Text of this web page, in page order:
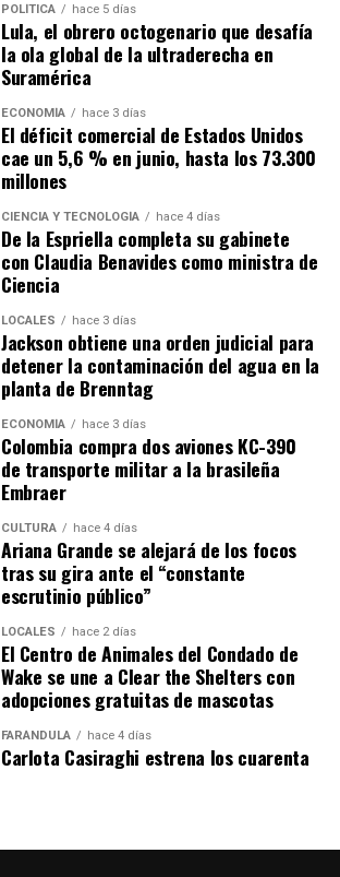
POLÍTICA hace 5 días
Lula, el obrero octogenario que desafía
la ola global de la ultraderecha en
Suramérica
ECONOMÍA hace 3 días
El déficit comercial de Estados Unidos
cae un 5,6 % en junio, hasta los 73.300
millones
CIENCIA Y TECNOLOGÍA hace 4 días
De la Espriella completa su gabinete
con Claudia Benavides como ministra de
Ciencia
LOCALES hace 3 días
Jackson obtiene una orden judicial para
detener la contaminación del agua en la
planta de Brenntag
ECONOMÍA hace 3 días
Colombia compra dos aviones KC-390
de transporte militar a la brasileña
Embraer
CULTURA hace 4 días
Ariana Grande se alejará de los focos
tras su gira ante el “constante
escrutinio público”
LOCALES hace 2 días
El Centro de Animales del Condado de
Wake se une a Clear the Shelters con
adopciones gratuitas de mascotas
FARÁNDULA hace 4 días
Carlota Casiraghi estrena los cuarenta